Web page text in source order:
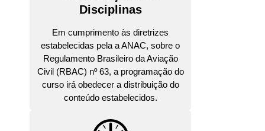
Disciplinas
Em cumprimento às diretrizes
estabelecidas pela a ANAC, sobre o
Regulamento Brasileiro da Aviação
Civil (RBAC) nº 63, a programação do
curso irá obedecer a distribuição do
conteúdo estabelecidos.